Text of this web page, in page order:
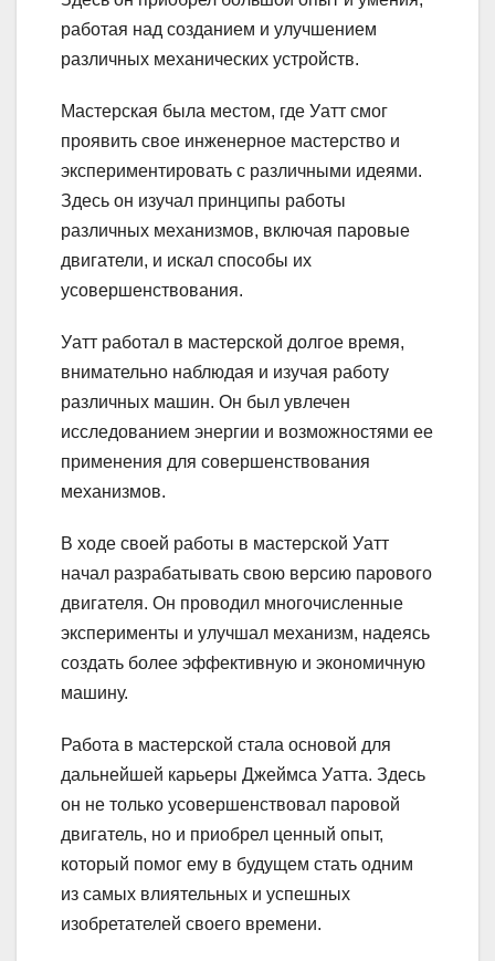
работая над созданием и улучшением
различных механических устройств.
Мастерская была местом, где Уатт смог
проявить свое инженерное мастерство и
экспериментировать с различными идеями.
Здесь он изучал принципы работы
различных механизмов, включая паровые
двигатели, и искал способы их
усовершенствования.
Уатт работал в мастерской долгое время,
внимательно наблюдая и изучая работу
различных машин. Он был увлечен
исследованием энергии и возможностями ее
применения для совершенствования
механизмов.
В ходе своей работы в мастерской Уатт
начал разрабатывать свою версию парового
двигателя. Он проводил многочисленные
эксперименты и улучшал механизм, надеясь
создать более эффективную и экономичную
машину.
Работа в мастерской стала основой для
дальнейшей карьеры Джеймса Уатта. Здесь
он не только усовершенствовал паровой
двигатель, но и приобрел ценный опыт,
который помог ему в будущем стать одним
из самых влиятельных и успешных
изобретателей своего времени.